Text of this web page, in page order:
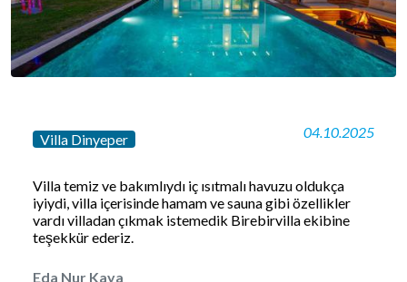
Villa Dinyeper 04.10.2025
Villa temiz ve bakımlıydı iç ısıtmalı havuzu oldukça
iyiydi, villa içerisinde hamam ve sauna gibi özellikler
vardı villadan çıkmak istemedik Birebirvilla ekibine
teşekkür ederiz.
Eda Nur Kaya